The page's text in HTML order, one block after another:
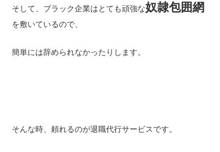
そして、ブラック企業はとても頑強な奴隷包囲網
を敷いているので、
簡単には辞められなかったりします。
そんな時、頼れるのが退職代行サービスです。